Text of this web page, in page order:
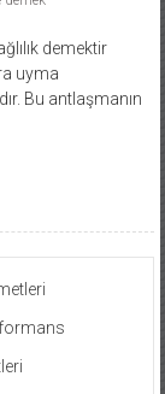
demektir
uyma
Bu antlaşmanın